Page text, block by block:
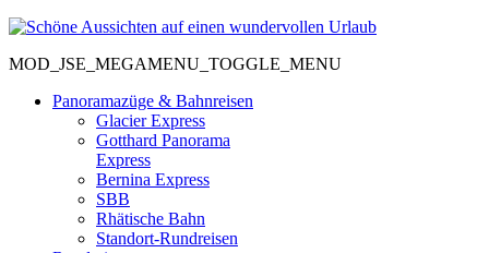
MOD_JSE_MEGAMENU_TOGGLE_MENU
Panoramazüge & Bahnreisen
Glacier Express
Gotthard Panorama
Express
Bernina Express
SBB
Rhätische Bahn
Standort-Rundreisen